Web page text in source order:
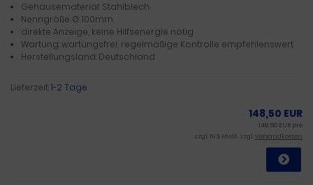
Gehäusematerial: Stahlblech
Nenngröße Ø: 100mm
direkte Anzeige, keine Hilfsenergie nötig
Wartung: wartungsfrei, regelmäßige Kontrolle empfehlenswert
Herstellungsland: Deutschland
Lieferzeit:1-2 Tage
148,50 EUR
148,50 EUR pro
zzgl. 19 % MwSt. zzgl.Versandkosten